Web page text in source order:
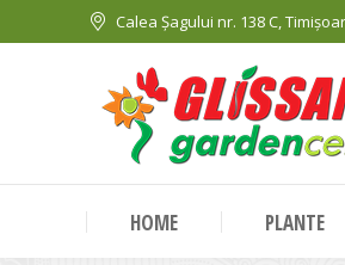
Calea Șagului nr. 138 C,
HOME PLANTE